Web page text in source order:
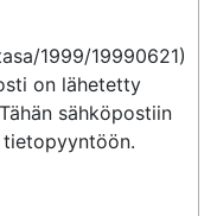
1999/19990621)
on lähetetty
sähköpostiin
tietopyyntöön.